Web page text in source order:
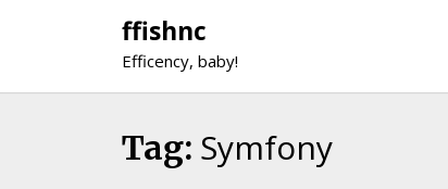
ffishnc
Efficency, baby!
Tag: Symfony